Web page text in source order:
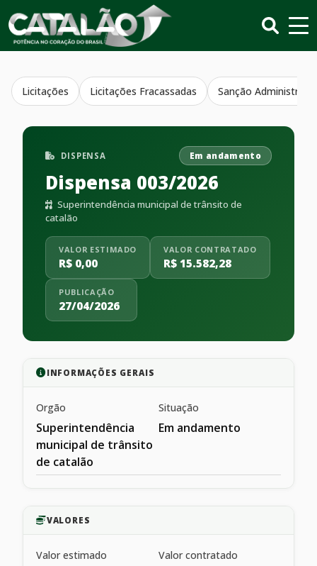
Licitações Licitações Fracassadas Sanção
DISPENSA Em andamento
Dispensa 003/2026
Superintendência municipal de trânsito de
catalão
VALOR ESTIMADO
R$ 0,00
VALOR CONTRATADO
R$ 15.582,28
PUBLICAÇÃO
27/04/2026
INFORMAÇÕES GERAIS
Orgão
Superintendência
municipal de trânsito
de catalão
Situação
Em andamento
VALORES
Valor estimado Valor contratado